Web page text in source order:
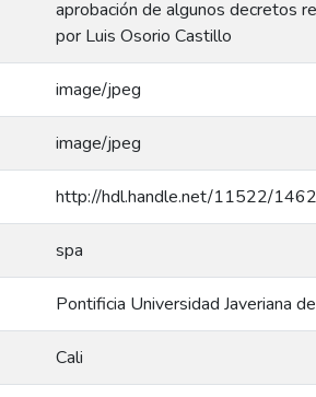
aprobación de algunos decretos
por Luis Osorio Castillo
image/jpeg
image/jpeg
http://hdl.handle.net/11522/1462
spa
Pontificia Universidad Javeriana
Cali